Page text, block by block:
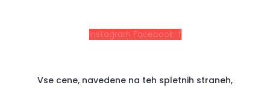
Instagram Facebook-f
Vse cene, navedene na teh spletnih straneh,